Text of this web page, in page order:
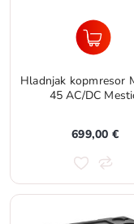
Hladnjak kopmresor
45 AC/DC
699,00 €